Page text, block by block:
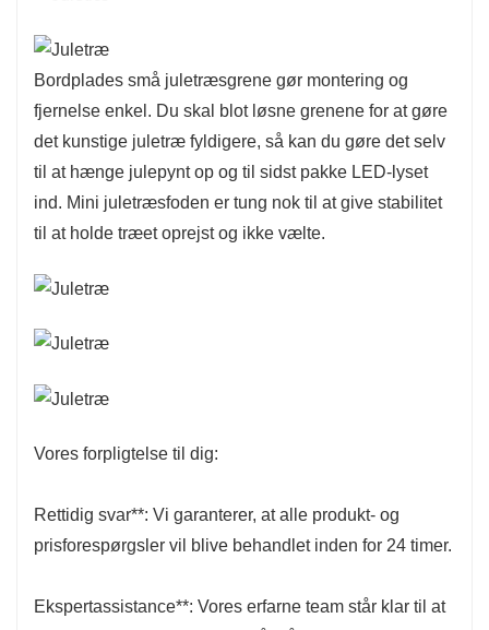
Bordplades små juletræsgrene gør montering og
fjernelse enkel. Du skal blot løsne grenene for at gøre
det kunstige juletræ fyldigere, så kan du gøre det selv
til at hænge julepynt op og til sidst pakke LED-lyset
ind. Mini juletræsfoden er tung nok til at give stabilitet
til at holde træet oprejst og ikke vælte.
Vores forpligtelse til dig:
Rettidig svar**: Vi garanterer, at alle produkt- og
prisforespørgsler vil blive behandlet inden for 24 timer.
Ekspertassistance**: Vores erfarne team står klar til at